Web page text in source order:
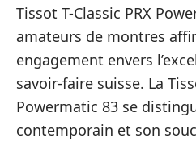
Tissot T-Classic PRX
amateurs de montres
engagement envers
savoir-faire suisse. La
Powermatic 83 se
contemporain et son